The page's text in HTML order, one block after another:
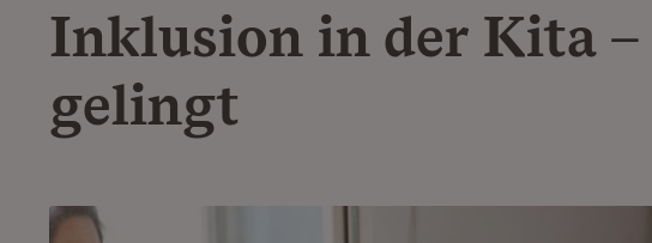
Inklusion in der Kita –
gelingt